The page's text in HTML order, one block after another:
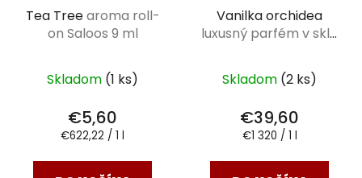
Tea Treearoma roll-
on Saloos 9 ml
Skladom (1 ks)
€5,60
Jednotková
€622,22 / 1 l
Vanilka orchidea
luxusný parfém v skle
Skladom (2 ks)
€39,60
Jednotková
€1 320 / 1 l